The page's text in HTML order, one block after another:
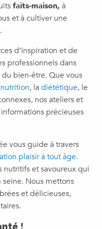
faits-maison, à
et à cultiver une
d’inspiration et de
professionnels dans
bien-être. Que vous
nutrition, la diététique, le
nos ateliers et
précieuses
vous guide à travers
plaisir à tout âge.
nutritifs et savoureux qui
Nous mettons
et délicieuses,
!